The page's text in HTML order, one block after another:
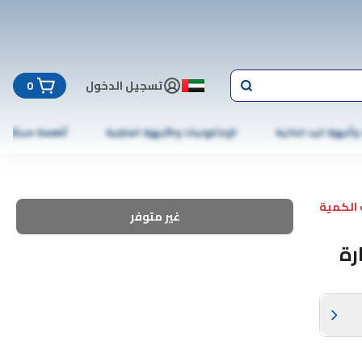
تسجيل الدخول 0
اليد الذكية الإلكترونيات والأجهزة المنزلية أطعمة مجمّدة
غير متوفر